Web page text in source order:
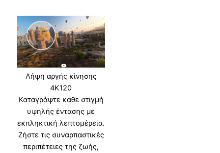
Λήψη αργής κίνησης
4Κ120
Καταγράψτε κάθε στιγμή
υψηλής έντασης με
εκπληκτική λεπτομέρεια.
Ζήστε τις συναρπαστικές
περιπέτειες της ζωής,